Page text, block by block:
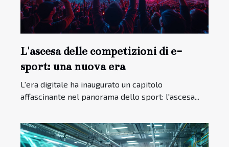
L'ascesa delle competizioni di e-
sport: una nuova era
L'era digitale ha inaugurato un capitolo
affascinante nel panorama dello sport: l'ascesa...